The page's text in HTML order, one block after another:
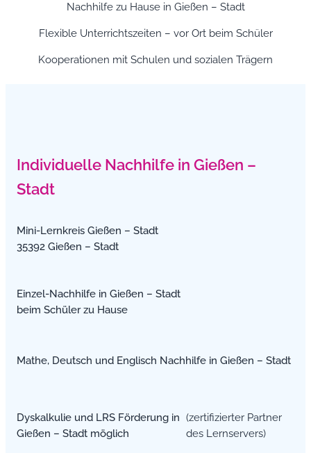
Nachhilfe zu Hause in Gießen – Stadt
Flexible Unterrichtszeiten – vor Ort beim Schüler
Kooperationen mit Schulen und sozialen Trägern
Individuelle Nachhilfe in Gießen –
Stadt
Mini-Lernkreis Gießen – Stadt
35392 Gießen – Stadt
Einzel-Nachhilfe in Gießen – Stadt
beim Schüler zu Hause
Mathe, Deutsch und Englisch Nachhilfe in Gießen – Stadt
Dyskalkulie und LRS Förderung in
Gießen – Stadt möglich
(zertifizierter Partner
des Lernservers)